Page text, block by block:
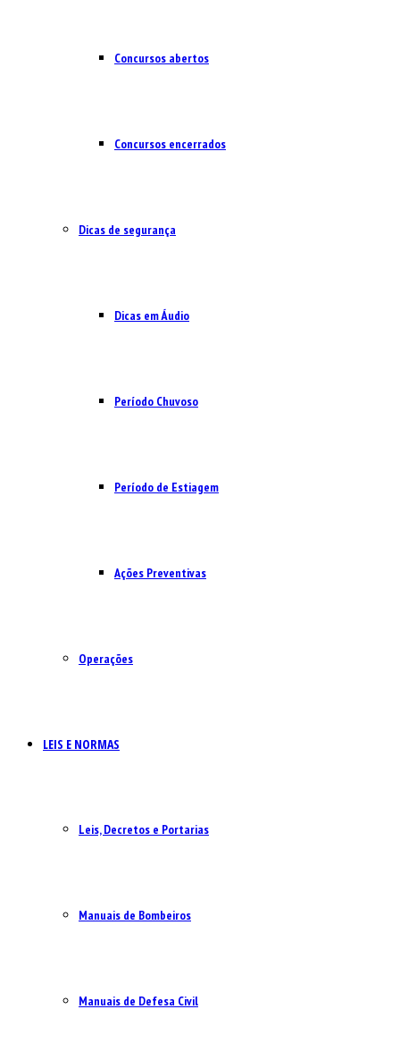
Concursos abertos
Concursos encerrados
Dicas de segurança
Dicas em Áudio
Período Chuvoso
Período de Estiagem
Ações Preventivas
Operações
LEIS E NORMAS
Leis, Decretos e Portarias
Manuais de Bombeiros
Manuais de Defesa Civil